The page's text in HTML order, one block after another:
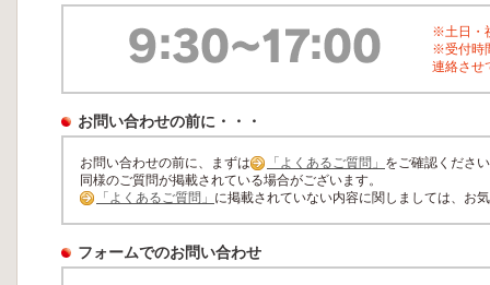
※土日・
※受付時
連絡させ
お問い合わせの前に・・・
お問い合わせの前に、まずは 「よくあるご質問」 をご確認くださ
同様のご質問が掲載されている場合がございます。
「よくあるご質問」 に掲載されていない内容に関しましては、お
フォームでのお問い合わせ